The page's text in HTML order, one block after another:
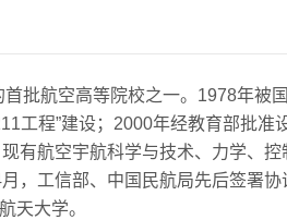
批航空高等院校之一。1978年被
工程”建设；2000年经教育部批
有航空宇航科学与技术、力学、
，工信部、中国民航局先后签署
天大学。